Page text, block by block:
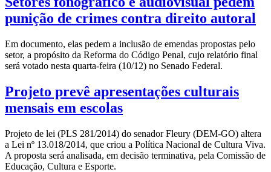
punição de crimes contra direito autoral
Em documento, elas pedem a inclusão de emendas propostas pelo
setor, a propósito da Reforma do Código Penal, cujo relatório final
será votado nesta quarta-feira (10/12) no Senado Federal.
Projeto prevê apresentações culturais
mensais em escolas
Projeto de lei (PLS 281/2014) do senador Fleury (DEM-GO) altera
a Lei nº 13.018/2014, que criou a Política Nacional de Cultura Viva.
A proposta será analisada, em decisão terminativa, pela Comissão de
Educação, Cultura e Esporte.